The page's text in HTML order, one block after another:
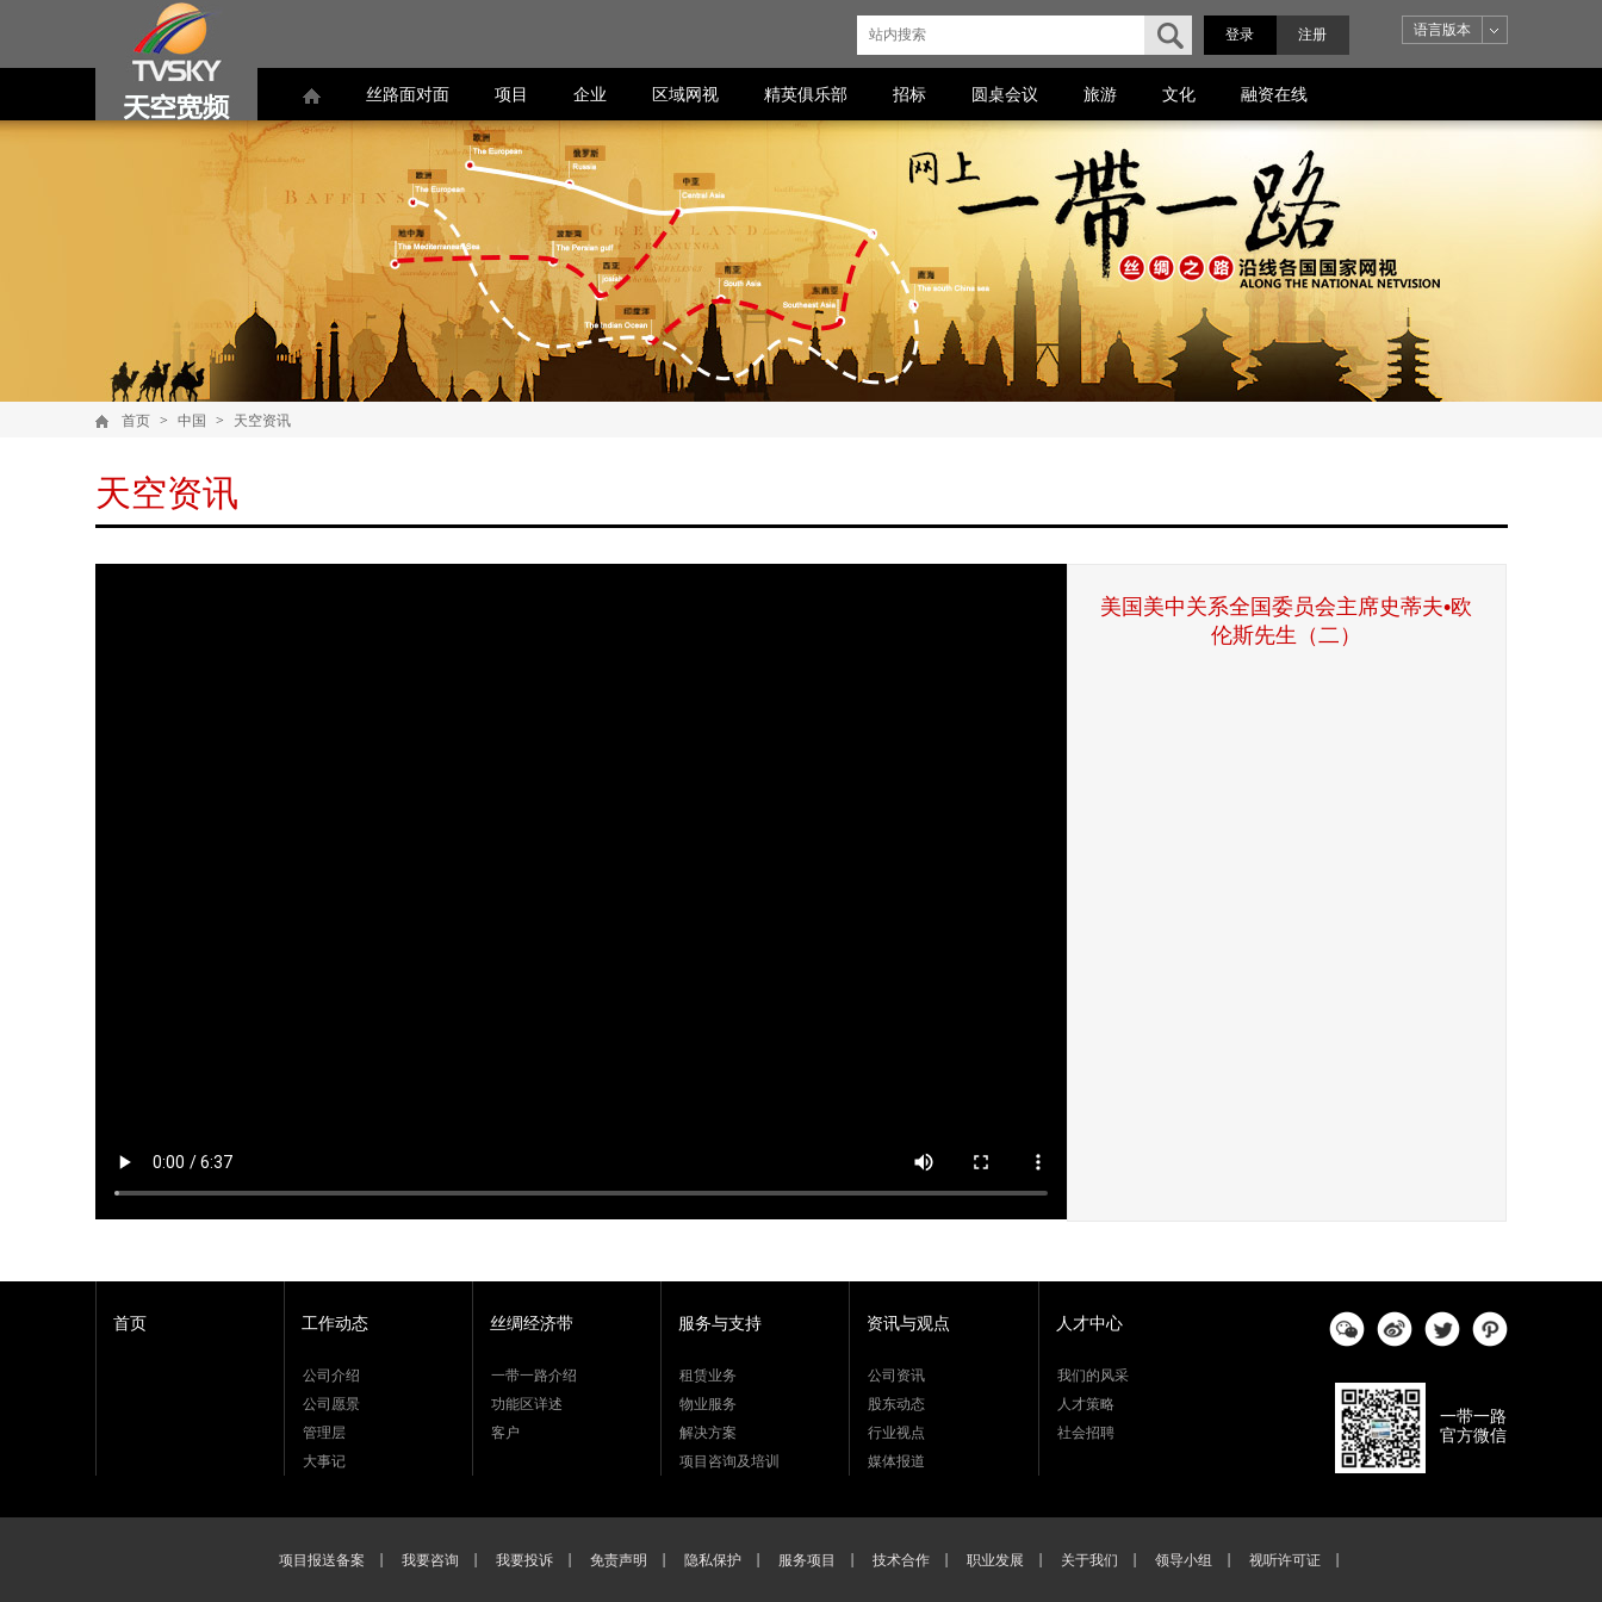
语言版本
登录 注册
丝路面对面 项目 企业 区域网视 精英俱乐部 招标 圆桌会议 旅游 文化 融资在线
首页 > 中国 > 天空资讯
天空资讯
美国美中关系全国委员会主席史蒂夫•欧
伦斯先生（二）
首页 工作动态
公司介绍
公司愿景
管理层
大事记
丝绸经济带
一带一路介绍
功能区详述
客户
服务与支持
租赁业务
物业服务
解决方案
项目咨询及培训
资讯与观点
公司资讯
股东动态
行业视点
媒体报道
人才中心
我们的风采
人才策略
社会招聘
一带一路
官方微信
项目报送备案 我要咨询 我要投诉 免责声明 隐私保护 服务项目 技术合作 职业发展 关于我们 领导小组 视听许可证